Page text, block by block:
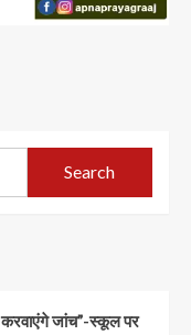
Search
करवाएंगे जांच”-स्कूल पर